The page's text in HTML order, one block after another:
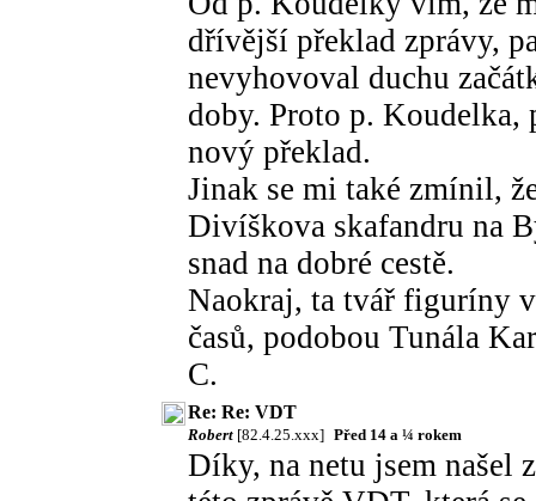
dřívější překlad zprávy,
nevyhovoval duchu
doby. Proto p.
nový překlad.
Jinak se mi také zmínil,
Divíškova skafandru na
snad na dobré cestě.
Naokraj, ta tvář figuríny
časů, podobou Tunála
C.
Re: Re: VDT
Robert [82.4.25.xxx] Před 14 a ¼ rokem
Díky, na netu jsem našel